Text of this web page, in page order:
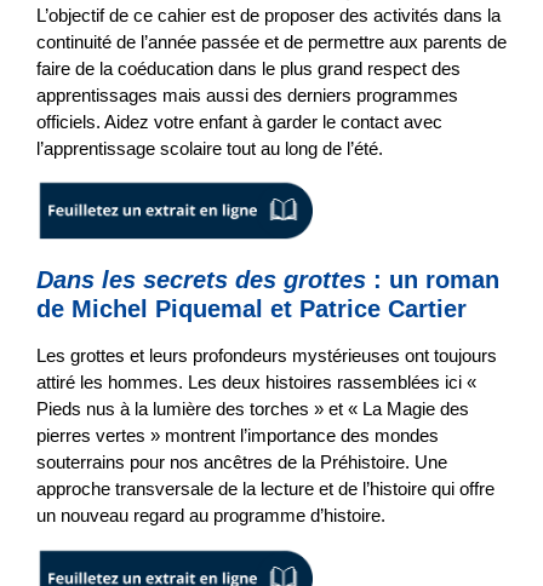
L’objectif de ce cahier est de proposer des activités dans la
continuité de l’année passée et de permettre aux parents de
faire de la coéducation dans le plus grand respect des
apprentissages mais aussi des derniers programmes
officiels. Aidez votre enfant à garder le contact avec
l’apprentissage scolaire tout au long de l’été.
Dans les secrets des grottes : un roman
de Michel Piquemal et Patrice Cartier
Les grottes et leurs profondeurs mystérieuses ont toujours
attiré les hommes. Les deux histoires rassemblées ici «
Pieds nus à la lumière des torches » et « La Magie des
pierres vertes » montrent l’importance des mondes
souterrains pour nos ancêtres de la Préhistoire. Une
approche transversale de la lecture et de l’histoire qui offre
un nouveau regard au programme d’histoire.